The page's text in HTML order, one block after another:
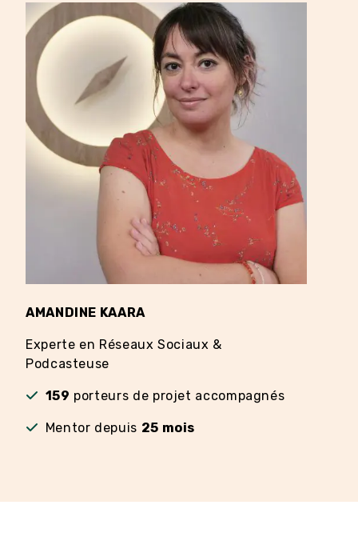
AMANDINE KAARA
Experte en Réseaux Sociaux &
Podcasteuse
159 porteurs de projet accompagnés
Mentor depuis 25 mois